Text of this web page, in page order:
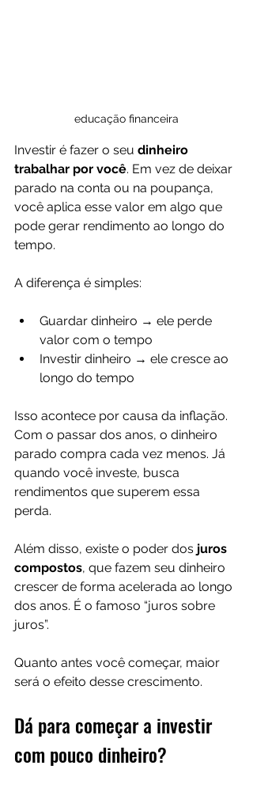
educação financeira
Investir é fazer o seu dinheiro
trabalhar por você. Em vez de deixar
parado na conta ou na poupança,
você aplica esse valor em algo que
pode gerar rendimento ao longo do
tempo.
A diferença é simples:
Guardar dinheiro → ele perde
valor com o tempo
Investir dinheiro → ele cresce ao
longo do tempo
Isso acontece por causa da inflação.
Com o passar dos anos, o dinheiro
parado compra cada vez menos. Já
quando você investe, busca
rendimentos que superem essa
perda.
Além disso, existe o poder dos juros
compostos, que fazem seu dinheiro
crescer de forma acelerada ao longo
dos anos. É o famoso “juros sobre
juros”.
Quanto antes você começar, maior
será o efeito desse crescimento.
Dá para começar a investir
com pouco dinheiro?